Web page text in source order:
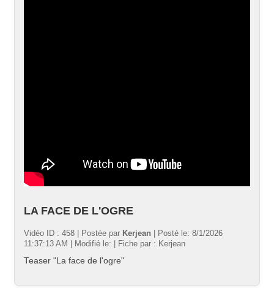
LA FACE DE L'OGRE
Vidéo ID : 458 | Postée par Kerjean | Posté le: 8/1/2026
11:37:13 AM | Modifié le: | Fiche par : Kerjean
Teaser "La face de l'ogre"